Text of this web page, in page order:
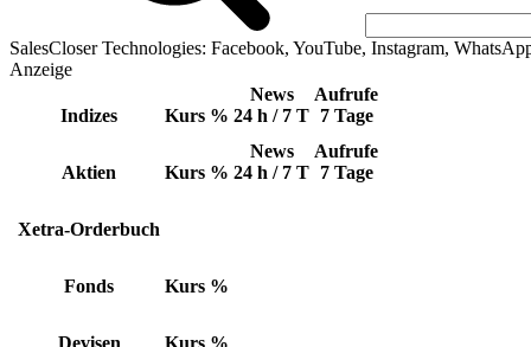
SalesCloser Technologies: Facebook, YouTube, Instagram,
Anzeige
Indizes Kurs %
News
24 h / 7 T
Aufrufe
7 Tage
Aktien Kurs %
News
24 h / 7 T
Aufrufe
7 Tage
Xetra-Orderbuch
Fonds Kurs %
Devisen Kurs %